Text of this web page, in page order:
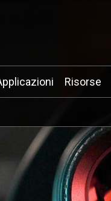
SearchRisorse